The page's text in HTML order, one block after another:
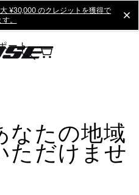
¥30,000 のクレジットを獲得で
。
ート
なたの地域
ただけませ